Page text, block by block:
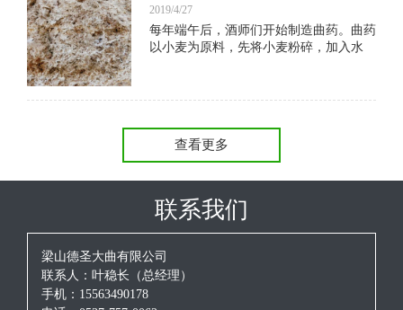
2019/4/27
每年端午后，酒师们开始制造曲药。曲药
以小麦为原料，先将小麦粉碎，加入水
不了这个活，踩两天腿就会疼得下不了楼
查看更多
联系我们
梁山德圣大曲有限公司
联系人：叶稳长（总经理）
手机：15563490178